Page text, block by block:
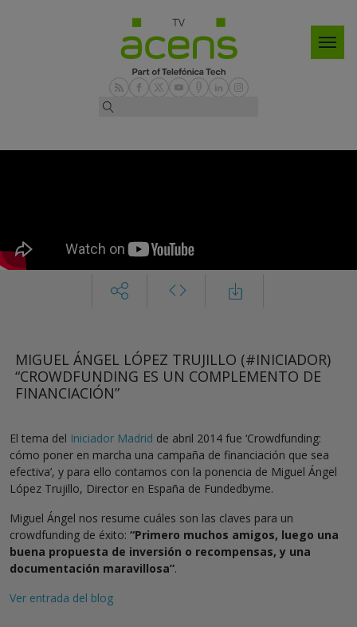
MIGUEL ÁNGEL LÓPEZ TRUJILLO (#INICIADOR)
“CROWDFUNDING ES UN COMPLEMENTO DE
FINANCIACIÓN”
El tema del Iniciador Madrid de abril 2014 fue ‘Crowdfunding:
cómo poner en marcha una campaña de financiación que sea
efectiva’, y para ello contamos con la ponencia de Miguel Ángel
López Trujillo, Director en España de Fundedbyme.
Miguel Ángel nos resume cuáles son las claves para un
crowdfunding de éxito: “Primero muchos amigos, luego una
buena propuesta de inversión o recompensas, y una
documentación maravillosa”.
Ver entrada del blog